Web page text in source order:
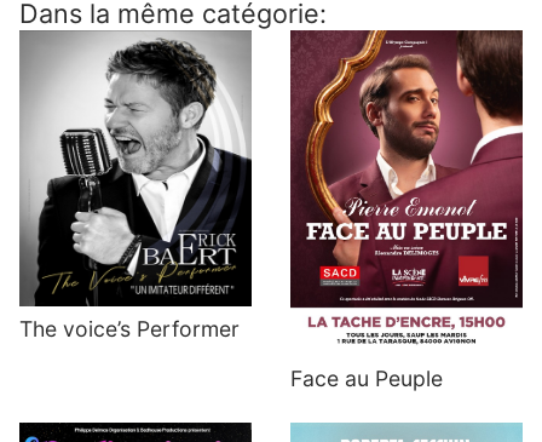
Dans la même catégorie:
The voice’s Performer
Face au Peuple